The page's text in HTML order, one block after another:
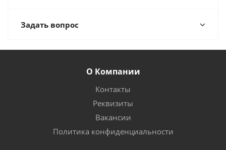
Задать вопрос
О Компании
Контакты
Реквизиты
Вакансии
Политика конфиденциальности